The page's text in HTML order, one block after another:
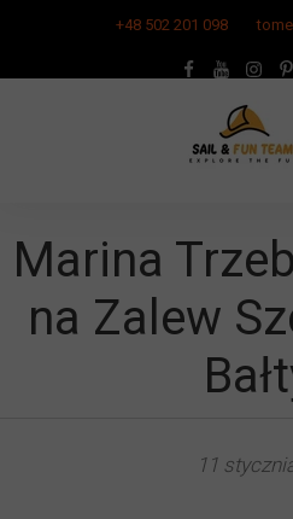
+48 502 201 098
Marina
na Zalew
11